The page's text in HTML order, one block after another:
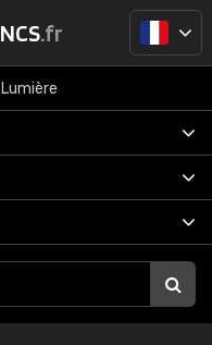
NCS.fr
Lumière